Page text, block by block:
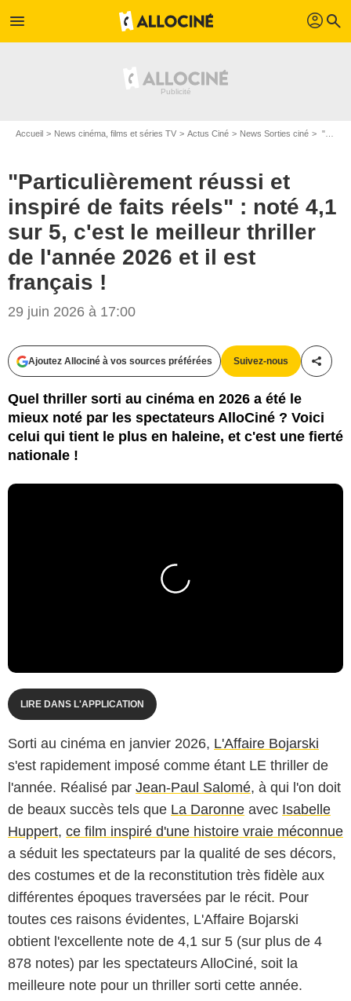
menu profil search
Accueil News cinéma, films et séries TV Actus Ciné News Sorties ciné "Particulièrement réussi et inspiré de faits réels" : noté 4,1 sur 5, c'est le meilleur thriller de l'année 2026 et il est français !
"Particulièrement réussi et
inspiré de faits réels" : noté 4,1
sur 5, c'est le meilleur thriller
de l'année 2026 et il est
français !
29 juin 2026 à 17:00
Ajoutez Allociné à vos sources préférées Suivez-nous
Quel thriller sorti au cinéma en 2026 a été le
mieux noté par les spectateurs AlloCiné ? Voici
celui qui tient le plus en haleine, et c'est une fierté
nationale !
LIRE DANS L'APPLICATION
Sorti au cinéma en janvier 2026, L'Affaire Bojarski
s'est rapidement imposé comme étant LE thriller de
l'année. Réalisé par Jean-Paul Salomé, à qui l'on doit
de beaux succès tels que La Daronne avec Isabelle
Huppert, ce film inspiré d'une histoire vraie méconnue
a séduit les spectateurs par la qualité de ses décors,
des costumes et de la reconstitution très fidèle aux
différentes époques traversées par le récit. Pour
toutes ces raisons évidentes, L'Affaire Bojarski
obtient l'excellente note de 4,1 sur 5 (sur plus de 4
878 notes) par les spectateurs AlloCiné, soit la
meilleure note pour un thriller sorti cette année.